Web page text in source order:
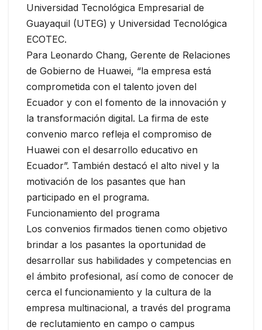
Universidad Tecnológica Empresarial de
Guayaquil (UTEG) y Universidad Tecnológica
ECOTEC.
Para Leonardo Chang, Gerente de Relaciones
de Gobierno de Huawei, “la empresa está
comprometida con el talento joven del
Ecuador y con el fomento de la innovación y
la transformación digital. La firma de este
convenio marco refleja el compromiso de
Huawei con el desarrollo educativo en
Ecuador”. También destacó el alto nivel y la
motivación de los pasantes que han
participado en el programa.
Funcionamiento del programa
Los convenios firmados tienen como objetivo
brindar a los pasantes la oportunidad de
desarrollar sus habilidades y competencias en
el ámbito profesional, así como de conocer de
cerca el funcionamiento y la cultura de la
empresa multinacional, a través del programa
de reclutamiento en campo o campus